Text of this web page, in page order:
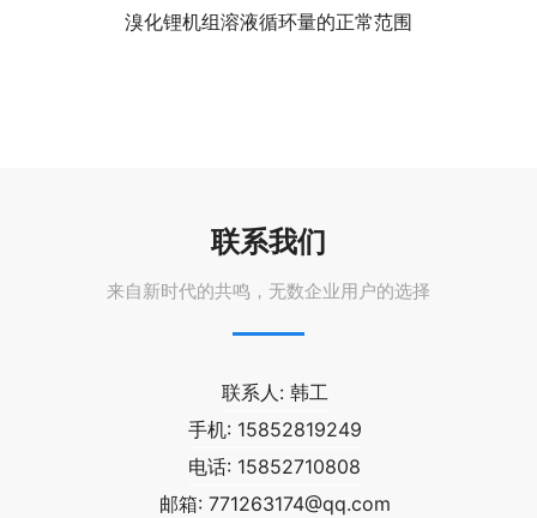
溴化锂机组溶液循环量的正常范围
联系我们
来自新时代的共鸣，无数企业用户的选择
联系人: 韩工
手机: 15852819249
电话: 15852710808
邮箱: 771263174@qq.com